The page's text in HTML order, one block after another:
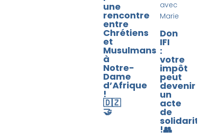
une
rencontre
entre
Chrétiens
et
Musulmans
à
Notre-
Dame
d’Afrique
!
🇩🇿
🤝
avec
Marie
Don
IFI
:
votre
impôt
peut
devenir
un
acte
de
solidarité
!👥​